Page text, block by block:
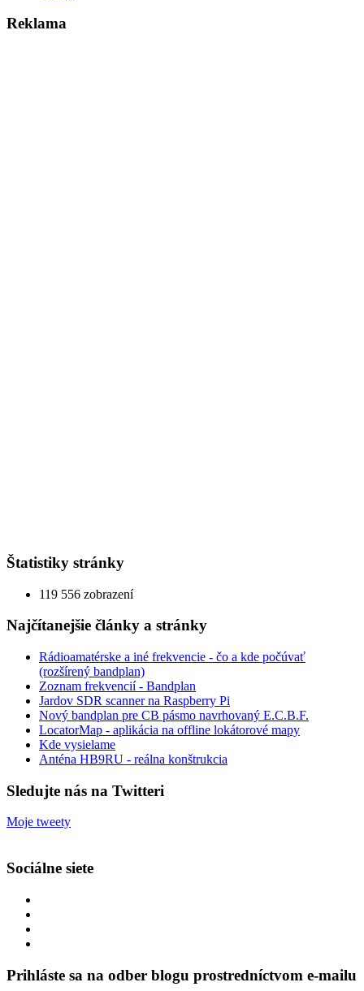
Reklama
Štatistiky stránky
119 556 zobrazení
Najčítanejšie články a stránky
Rádioamatérske a iné frekvencie - čo a kde počúvať
(rozšírený bandplan)
Zoznam frekvencií - Bandplan
Jardov SDR scanner na Raspberry Pi
Nový bandplan pre CB pásmo navrhovaný E.C.B.F.
LocatorMap - aplikácia na offline lokátorové mapy
Kde vysielame
Anténa HB9RU - reálna konštrukcia
Sledujte nás na Twitteri
Moje tweety
Sociálne siete
Twitter
na
tekkoooo
Prihláste sa na odber blogu prostredníctvom e-mailu